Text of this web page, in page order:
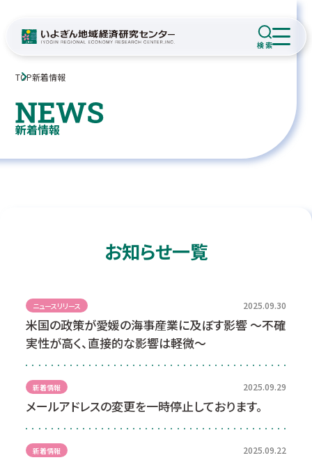
TOP新着情報
新着情報
お知らせ一覧
ニュースリリース 2025.09.30
米国の政策が愛媛の海事産業に及ぼす影響 ～不確
実性が高く、直接的な影響は軽微～
新着情報 2025.09.29
メールアドレスの変更を一時停止しております。
新着情報 2025.09.22